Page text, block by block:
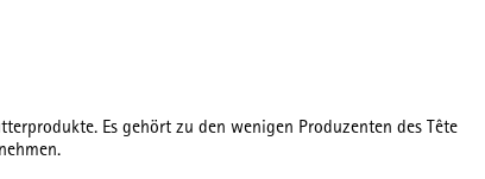
Es gehört zu den wenigen Produzenten des Tête